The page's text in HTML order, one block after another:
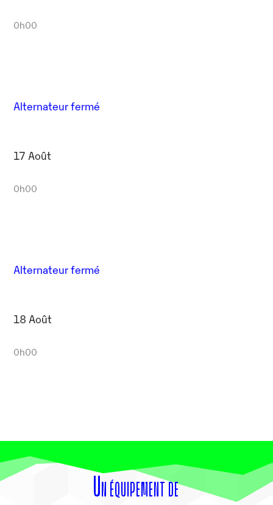
0h00
Alternateur fermé
17 Août
0h00
Alternateur fermé
18 Août
0h00
Un équipement de